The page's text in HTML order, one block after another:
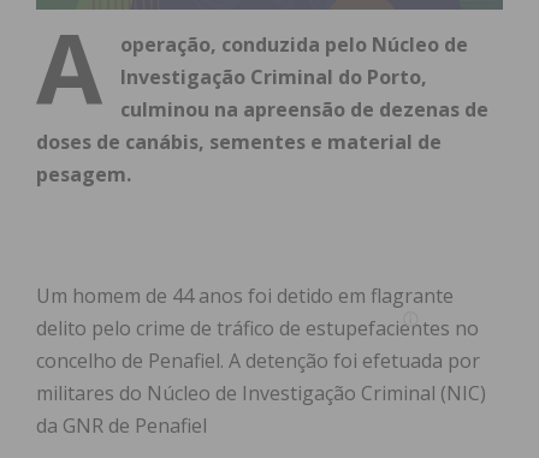
A
operação, conduzida pelo Núcleo de
Investigação Criminal do Porto,
culminou na apreensão de dezenas de
doses de canábis, sementes e material de
pesagem.
Um homem de 44 anos foi detido em flagrante
delito pelo crime de tráfico de estupefacientes no
concelho de Penafiel. A detenção foi efetuada por
militares do Núcleo de Investigação Criminal (NIC)
da GNR de Penafiel